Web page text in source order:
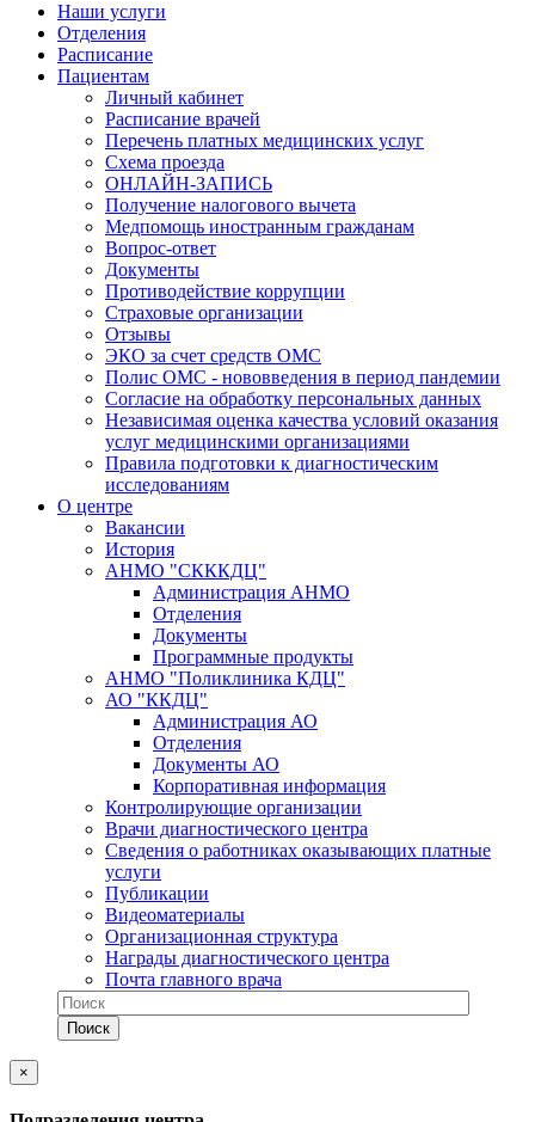
Наши услуги
Отделения
Расписание
Пациентам
Личный кабинет
Расписание врачей
Перечень платных медицинских услуг
Схема проезда
ОНЛАЙН-ЗАПИСЬ
Получение налогового вычета
Медпомощь иностранным гражданам
Вопрос-ответ
Документы
Противодействие коррупции
Страховые организации
Отзывы
ЭКО за счет средств ОМС
Полис ОМС - нововведения в период пандемии
Согласие на обработку персональных данных
Независимая оценка качества условий оказания
услуг медицинскими организациями
Правила подготовки к диагностическим
исследованиям
О центре
Вакансии
История
АНМО "СКККДЦ"
Администрация АНМО
Отделения
Документы
Программные продукты
АНМО "Поликлиника КДЦ"
АО "ККДЦ"
Администрация АО
Отделения
Документы АО
Корпоративная информация
Контролирующие организации
Врачи диагностического центра
Сведения о работниках оказывающих платные
услуги
Публикации
Видеоматериалы
Организационная структура
Награды диагностического центра
Почта главного врача
×